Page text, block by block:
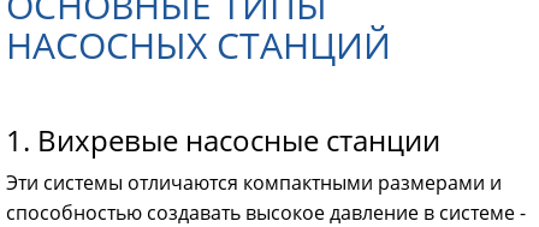
НАСОСНЫХ СТАНЦИЙ
1. Вихревые насосные станции
Эти системы отличаются компактными размерами и
способностью создавать высокое давление в системе -